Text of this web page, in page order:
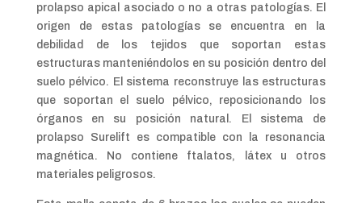
prolapso apical asociado o no a otras patologías. El
origen de estas patologías se encuentra en la
debilidad de los tejidos que soportan estas
estructuras manteniéndolos en su posición dentro del
suelo pélvico. El sistema reconstruye las estructuras
que soportan el suelo pélvico, reposicionando los
órganos en su posición natural. El sistema de
prolapso Surelift es compatible con la resonancia
magnética. No contiene ftalatos, látex u otros
materiales peligrosos.